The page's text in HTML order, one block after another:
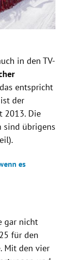
in den TV-
entspricht
der
2013. Die
sind übrigens
es
gar nicht
für den
Mit den vier